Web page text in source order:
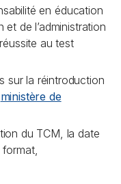
en éducation
et de l’administration
au test
sur la réintroduction
ministère de
du TCM, la date